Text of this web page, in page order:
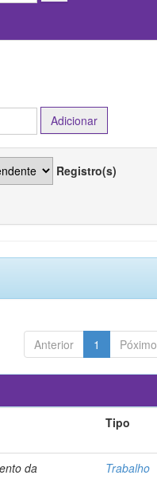
Registro(s)
Anterior 1 Póximo
Tipo
da
Trabalho